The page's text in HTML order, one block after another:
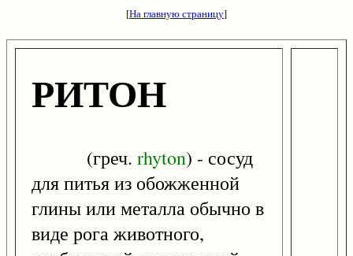
[На главную страницу]
РИТОН
(греч. rhyton) - сосуд
для питья из обожженной
глины или металла обычно в
виде рога животного,